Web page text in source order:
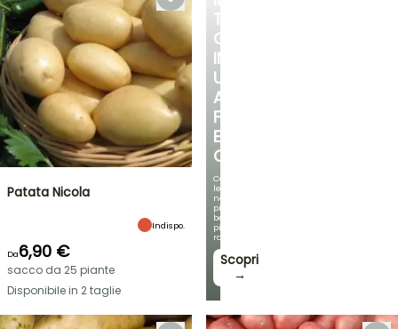
TUO
GIARDINO
IN
UN
ANGOLO
FRESCO
E
OMBREGGIATO
Con
le
nostre
più
belle
piante
rampicanti
Scopri
→
Patata Nicola
Indispo.
Da6,90 €
sacco da 25 piante
Disponibile in 2 taglie